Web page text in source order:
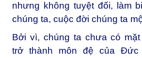
nhưng không tuyệt đối, làm
chúng ta, cuộc đời chúng ta
Bởi vì, chúng ta chưa có
trở thành môn đệ của Đức